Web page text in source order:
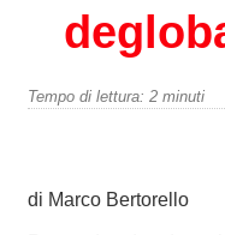
Tempo di lettura: 2 minuti
di Marco Bertorello